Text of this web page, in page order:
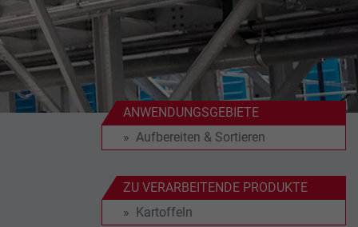
ANWENDUNGSGEBIETE
Aufbereiten & Sortieren
ZU VERARBEITENDE PRODUKTE
Kartoffeln